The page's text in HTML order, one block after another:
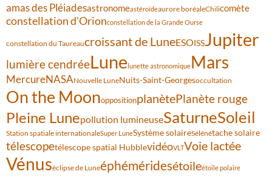
amas des Pléiadesastronomeastéroïdeaurore boréaleChilicomète
constellation d'Orionconstellation de la Grande Ourse
constellation du Taureaucroissant de LuneESOISSJupiter
lumière cendréeLunelunette astronomiqueMars
MercureNASANouvelle LuneNuits-Saint-Georgesoccultation
On the MoonoppositionplanètePlanète rouge
Pleine Lunepollution lumineuseSaturneSoleil
Station spatiale internationaleSuper LuneSystème solaireSélénétache solaire
télescopetélescope spatial HubblevidéoVLTVoie lactée
Vénuséclipse de Luneéphéméridesétoileétoile polaire